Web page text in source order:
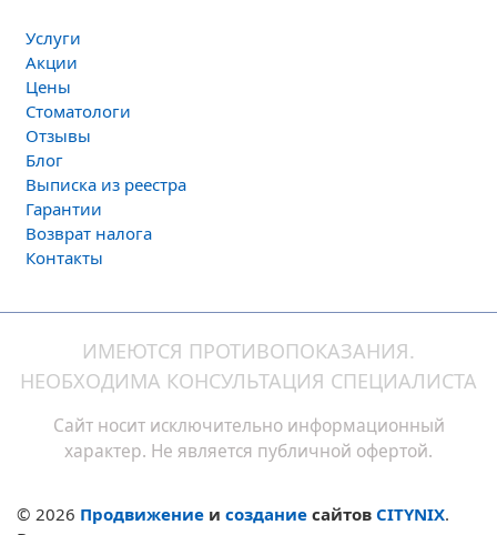
Услуги
Акции
Цены
Стоматологи
Отзывы
Блог
Выписка из реестра
Гарантии
Возврат налога
Контакты
ИМЕЮТСЯ ПРОТИВОПОКАЗАНИЯ.
НЕОБХОДИМА КОНСУЛЬТАЦИЯ СПЕЦИАЛИСТА
Сайт носит исключительно информационный
характер. Не является публичной офертой.
© 2026 Продвижение и создание сайтов CITYNIX.